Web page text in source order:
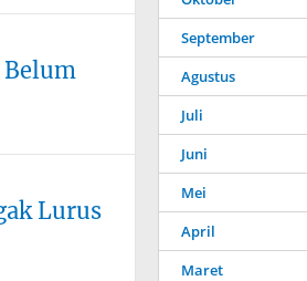
Belum
Lurus
September
Agustus
Juli
Juni
Mei
April
Maret